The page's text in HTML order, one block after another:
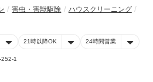
害虫・害獣駆除
ハウスクリーニング
21時以降OK 24時間営業
1